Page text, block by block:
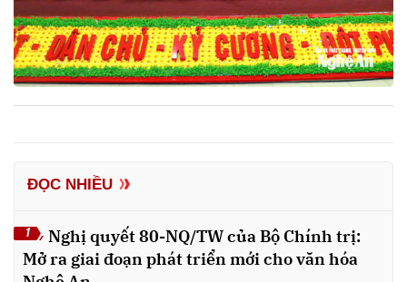
ĐỌC NHIỀU
1
Nghị quyết 80-NQ/TW của Bộ Chính trị:
Mở ra giai đoạn phát triển mới cho văn hóa